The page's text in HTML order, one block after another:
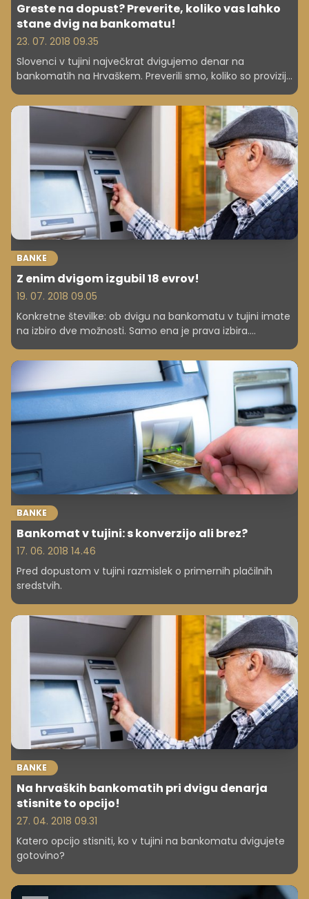
Greste na dopust? Preverite, koliko vas lahko
stane dvig na bankomatu!
23. 07. 2018 09.35
Slovenci v tujini največkrat dvigujemo denar na
bankomatih na Hrvaškem. Preverili smo, koliko so provizije
vam ob plačilu v trgovini kaj zaračunajo. Pa še nekaj -
nikar ne dvigujte gotovine s kreditnimi karticami!
BANKE
Z enim dvigom izgubil 18 evrov!
19. 07. 2018 09.05
Konkretne številke: ob dvigu na bankomatu v tujini imate
na izbiro dve možnosti. Samo ena je prava izbira.
BANKE
Bankomat v tujini: s konverzijo ali brez?
17. 06. 2018 14.46
Pred dopustom v tujini razmislek o primernih plačilnih
sredstvih.
BANKE
Na hrvaških bankomatih pri dvigu denarja
stisnite to opcijo!
27. 04. 2018 09.31
Katero opcijo stisniti, ko v tujini na bankomatu dvigujete
gotovino?